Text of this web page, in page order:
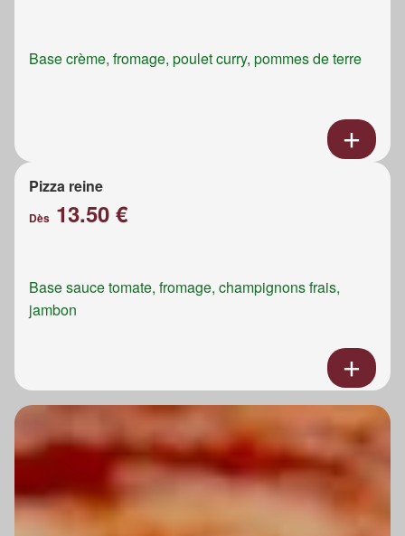
Base crème, fromage, poulet curry, pommes de terre
Pizza reine
Dès 13.50 €
Base sauce tomate, fromage, champignons frais,
jambon